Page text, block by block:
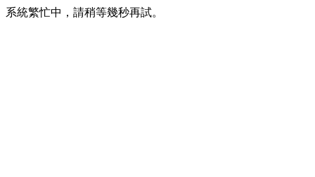
系統繁忙中，請稍等幾秒再試。